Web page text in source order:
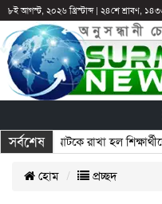
৮ই আগস্ট, ২০২৬ খ্রিস্টাব্দ| ২৪শে শ্রাবণ,
সর্বশেষ
পরও আটকে রাখা হল শিক্ষার্থীদের
হোম প্রচ্ছদ